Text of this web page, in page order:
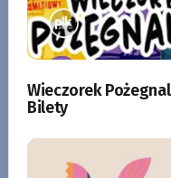
Wieczorek
Bilety